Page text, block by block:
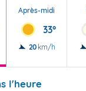
Après-midi
33°
20 km/h
l'heure